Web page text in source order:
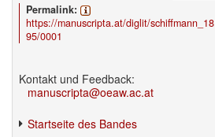
Permalink:
https://manuscripta.at/diglit/schiffmann_18
95/0001
Kontakt und Feedback:
manuscripta@oeaw.ac.at
Startseite des Bandes